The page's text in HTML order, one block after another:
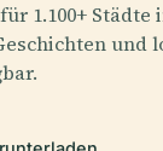
1.100+ Städte
und